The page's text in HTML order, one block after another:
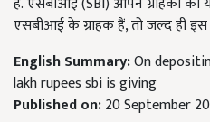
एसबीआई के ग्राहक हैं, तो जल्द ही
English Summary:On
lakh rupees sbi is giving
Published on:20 September